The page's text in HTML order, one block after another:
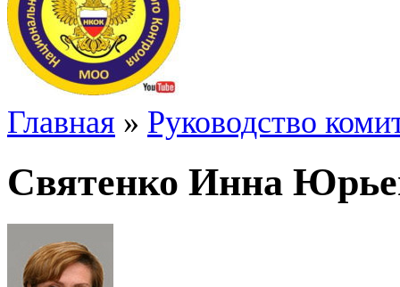
Главная » Руководство
Святенко Инна